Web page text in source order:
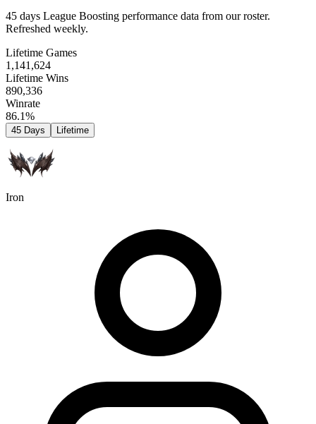
45 days League Boosting performance data from our roster.
Refreshed weekly.
Lifetime Games
1,141,624
Lifetime Wins
890,336
Winrate
86.1%
45 Days Lifetime
Iron